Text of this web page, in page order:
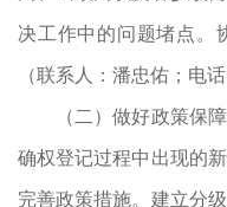
决工作中的问题堵点。
（联系人：潘忠佑；电
（二）做好政策保障
确权登记过程中出现的
完善政策措施。建立分